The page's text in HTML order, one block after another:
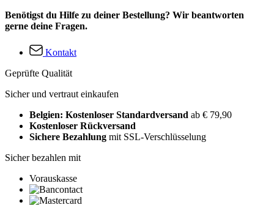
Benötigst du Hilfe zu deiner Bestellung? Wir beantworten
gerne deine Fragen.
Kontakt
Geprüfte Qualität
Sicher und vertraut einkaufen
Belgien: Kostenloser Standardversand ab € 79,90
Kostenloser Rückversand
Sichere Bezahlung mit SSL-Verschlüsselung
Sicher bezahlen mit
Vorauskasse